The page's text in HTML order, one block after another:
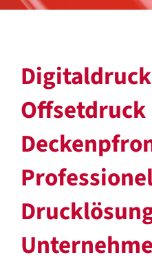
Offsetdruck